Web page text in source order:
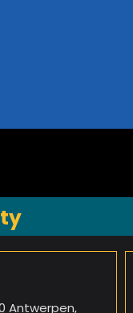
Antwerpen,